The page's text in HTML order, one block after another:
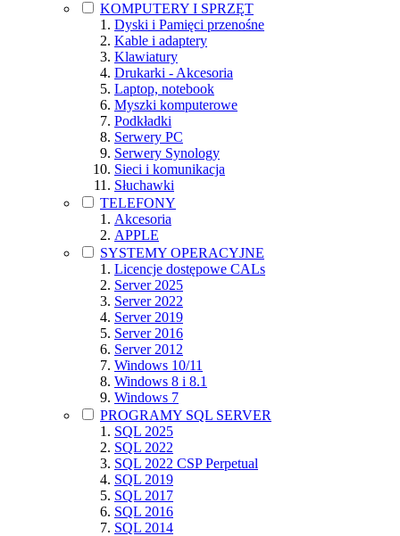
KOMPUTERY I SPRZĘT
Dyski i Pamięci przenośne
Kable i adaptery
Klawiatury
Drukarki - Akcesoria
Laptop, notebook
Myszki komputerowe
Podkładki
Serwery PC
Serwery Synology
Sieci i komunikacja
Słuchawki
TELEFONY
Akcesoria
APPLE
SYSTEMY OPERACYJNE
Licencje dostępowe CALs
Server 2025
Server 2022
Server 2019
Server 2016
Server 2012
Windows 10/11
Windows 8 i 8.1
Windows 7
PROGRAMY SQL SERVER
SQL 2025
SQL 2022
SQL 2022 CSP Perpetual
SQL 2019
SQL 2017
SQL 2016
SQL 2014